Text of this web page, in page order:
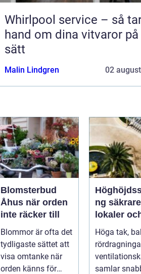
Whirlpool service – så
hand om dina vitvaror
sätt
Malin Lindgren 02
Blomsterbud
Åhus när orden
inte räcker till
Blommor är ofta det
tydligaste sättet att
visa omtanke när
orden känns för
ng säkrare
lokaler
renare
arbetsmiljö
Höga tak,
samlar